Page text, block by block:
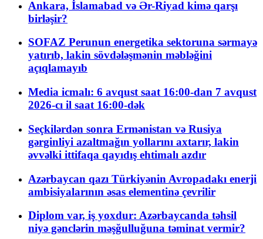
Ankara, İslamabad və Ər-Riyad kimə qarşı
birləşir?
SOFAZ Perunun energetika sektoruna sərmayə
yatırıb, lakin sövdələşmənin məbləğini
açıqlamayıb
Media icmalı: 6 avqust saat 16:00-dan 7 avqust
2026-cı il saat 16:00-dək
Seçkilərdən sonra Ermənistan və Rusiya
gərginliyi azaltmağın yollarını axtarır, lakin
əvvəlki ittifaqa qayıdış ehtimalı azdır
Azərbaycan qazı Türkiyənin Avropadakı enerji
ambisiyalarının əsas elementinə çevrilir
Diplom var, iş yoxdur: Azərbaycanda təhsil
niyə gənclərin məşğulluğuna təminat vermir?